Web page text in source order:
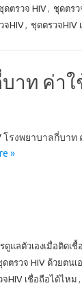
ดตรวจ HIV, ชุดตรว
จHIV, ชุดตรวจHIV
บาท ค่า
โรงพยาบาลกี่บา
»
ดูแลตัวเองเมื่อติดเชื้
ดตรวจ HIV ด้วยตนเ
จHIV เชื่อถือได้ไหม ,